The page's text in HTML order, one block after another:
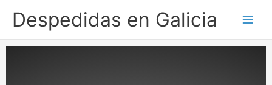
Despedidas en Galicia